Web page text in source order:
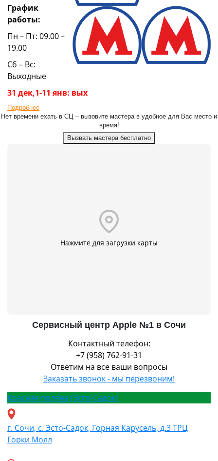
График
работы:
Пн – Пт: 09.00 –
19.00
Сб – Вс:
Выходные
31 дек,1-11 янв: вых
Подробнее
Нет времени ехать в СЦ – вызовите мастера в удобное для Вас место и
время!
Вызвать мастера бесплатно
Нажмите для загрузки карты
Сервисный центр Apple №1 в Сочи
Контактный телефон:
+7 (958) 762-91-31
Ответим на все ваши вопросы
Заказать звонок - мы перезвоним!
Красная поляна (Эсто-Садок)
г. Сочи, с. Эсто-Садок, Горная Карусель, д.3 ТРЦ
Горки Молл